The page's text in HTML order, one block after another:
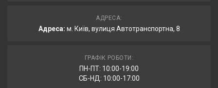
АДРЕСА:
Адреса: м. Київ, вулиця Автотранспортна, 8
ГРАФІК РОБОТИ:
ПН-ПТ: 10:00-19:00
СБ-НД: 10:00-17:00